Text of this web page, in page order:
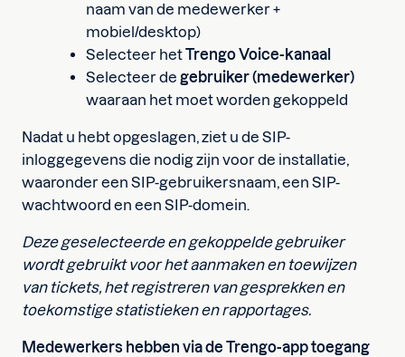
naam van de medewerker +
mobiel/desktop)
Selecteer hetTrengo Voice-kanaal
Selecteer de gebruiker (medewerker)
waaraan het moet worden gekoppeld
Nadat u hebt opgeslagen, ziet u de SIP-
inloggegevens die nodig zijn voor de installatie,
waaronder een SIP-gebruikersnaam, een SIP-
wachtwoord en een SIP-domein.
Deze geselecteerde en gekoppelde gebruiker
wordt gebruikt voor het aanmaken en toewijzen
van tickets, het registreren van gesprekken en
toekomstige statistieken en rapportages.
Medewerkers hebben via de Trengo-app toegang